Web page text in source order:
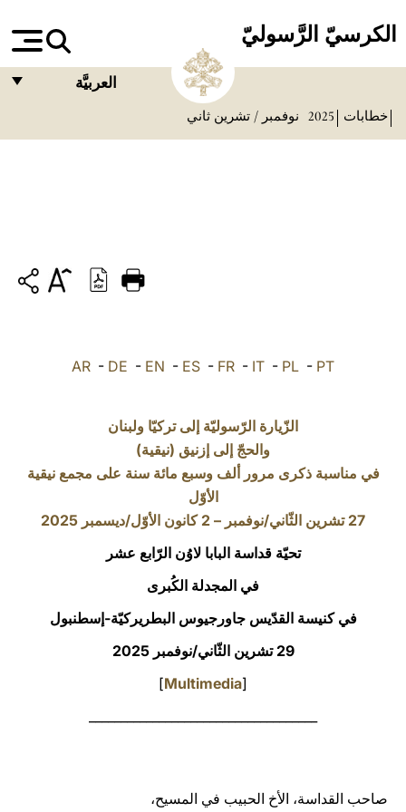
الكرسيّ الرَّسوليّ
العربيَّة
DEUTSCH
العربيّة
LATINE
خطابات 2025 نوفمبر / تشرين ثاني
AR - DE - EN - ES - FR - IT - PL - PT
الزّيارة الرّسوليّة إلى تركيّا ولبنان
والحجّ إلى إزنيق (نيقية)
في مناسبة ذكرى مرور ألف وسبع مائة سنة على مجمع نيقية
الأوّل
27 تشرين الثّاني/نوفمبر – 2 كانون الأوّل/ديسمبر 2025
تحيّة قداسة البابا لاوُن الرّابع عشر
في المجدلة الكُبرى
في كنيسة القدّيس جاورجيوس البطريركيّة-إسطنبول
29 تشرين الثّاني/نوفمبر 2025
[
Multimedia
]
صاحب القداسة، الأخ الحبيب في المسيح،